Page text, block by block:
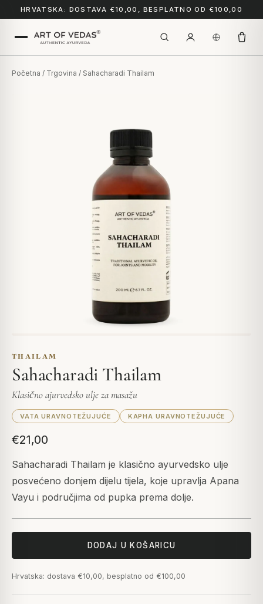
HRVATSKA: DOSTAVA €10,00, BESPLATNO OD €100,00
Početna / Trgovina / Sahacharadi Thailam
THAILAM
Sahacharadi Thailam
Klasično ajurvedsko ulje za masažu
VATA URAVNOTEŽUJUĆE KAPHA URAVNOTEŽUJUĆE
€21,00
Sahacharadi Thailam je klasično ayurvedsko ulje
posvećeno donjem dijelu tijela, koje upravlja Apana
Vayu i područjima od pupka prema dolje.
DODAJ U KOŠARICU
Hrvatska: dostava €10,00, besplatno od €100,00